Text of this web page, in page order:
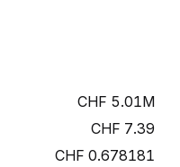
5.01M
7.39
0.678181